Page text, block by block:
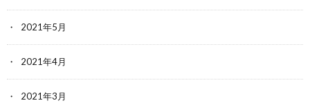
2021年5月
2021年4月
2021年3月